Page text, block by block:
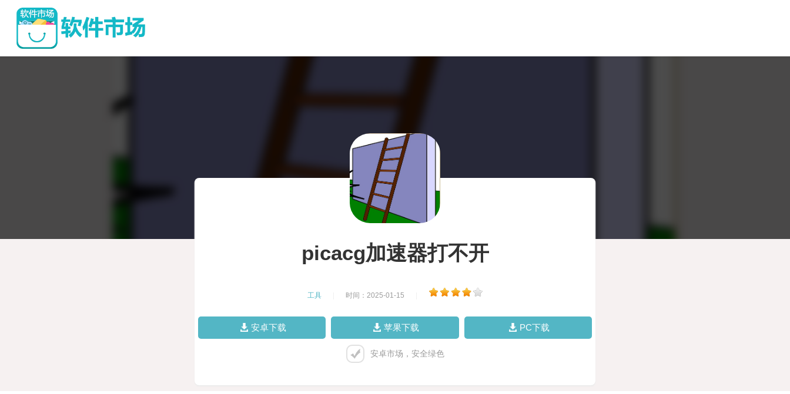
picacg加速器打不开
工具 时间：2025-01-15
安卓下载 苹果下载 PC下载
安卓市场，安全绿色